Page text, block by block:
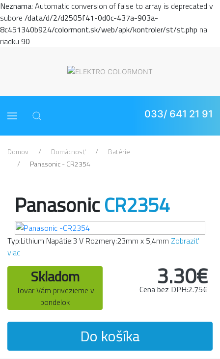
Neznama: Automatic conversion of false to array is deprecated v
subore /data/d/2/d2505f41-0d0c-437a-903a-
8c451340b924/colormont.sk/web/apk/kontroler/st/st.php na
riadku 90
033/ 641 21 91
Domov Domácnosť
Batérie
Panasonic - CR2354
PanasonicCR2354
Typ:Lithium Napätie:3 V Rozmery:23mm x 5,4mm Zobraziť
viac
Skladom
Tovar Vám privezieme v
pondelok
3.30€
Cena bez DPH:2.75€
Do košíka